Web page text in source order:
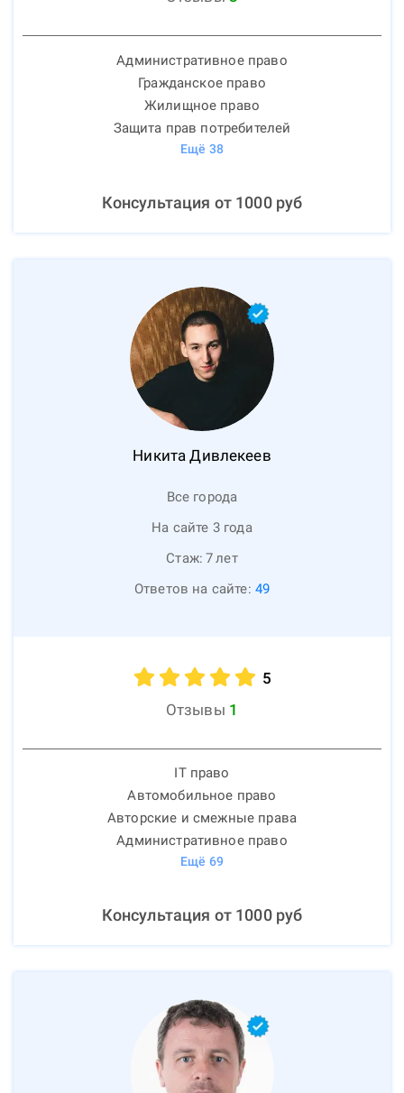
Административное право
Гражданское право
Жилищное право
Защита прав потребителей
Ещё 38
Консультация от 1000руб
Никита Дивлекеев
Все города
На сайте 3 года
Стаж: 7лет
Ответов на сайте: 49
5
Отзывы 1
IT право
Автомобильное право
Авторские и смежные права
Административное право
Ещё 69
Консультация от 1000руб